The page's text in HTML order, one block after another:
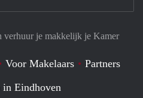
verhuur je makkelijk je Kamer
Voor Makelaars
Partners
in Eindhoven